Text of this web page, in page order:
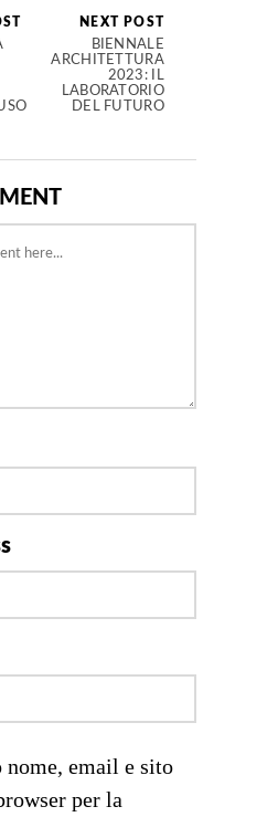
NEXT POST
BIENNALE
ARCHITETTURA
2023: IL
LABORATORIO
DEL FUTURO
email e sito
per la